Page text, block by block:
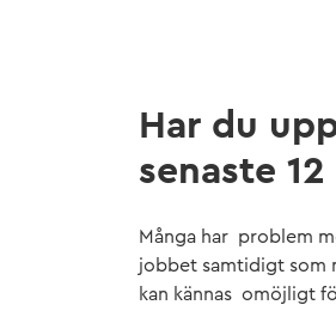
Har du
senaste
Många har problem
jobbet samtidigt som
kan kännas omöjligt